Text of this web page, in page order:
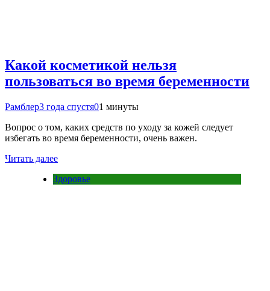
Какой косметикой нельзя
пользоваться во время беременности
Рамблер3 года спустя01 минуты
Вопрос о том, каких средств по уходу за кожей следует
избегать во время беременности, очень важен.
Читать далее
Здоровье